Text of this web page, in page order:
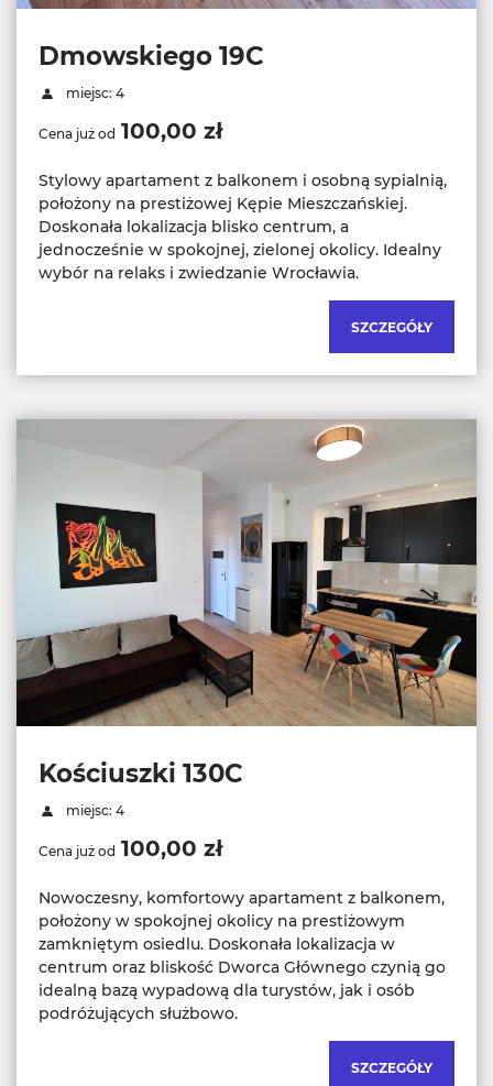
Dmowskiego 19C
miejsc: 4
Cena już od 100,00 zł
Stylowy apartament z balkonem i osobną sypialnią,
położony na prestiżowej Kępie Mieszczańskiej.
Doskonała lokalizacja blisko centrum, a
jednocześnie w spokojnej, zielonej okolicy. Idealny
wybór na relaks i zwiedzanie Wrocławia.
SZCZEGÓŁY
Kościuszki 130C
miejsc: 4
Cena już od 100,00 zł
Nowoczesny, komfortowy apartament z balkonem,
położony w spokojnej okolicy na prestiżowym
zamkniętym osiedlu. Doskonała lokalizacja w
centrum oraz bliskość Dworca Głównego czynią go
idealną bazą wypadową dla turystów, jak i osób
podróżujących służbowo.
SZCZEGÓŁY